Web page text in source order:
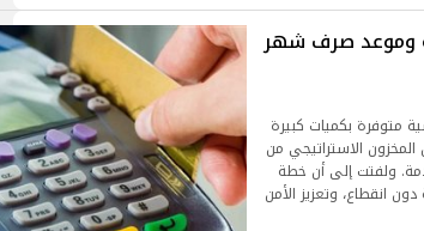
وموعد صرف شهر
متوفرة بكميات كبيرة
الاستراتيجي من
ويكفي لأكثر من 6 أشهر قادمة. ولفتت إلى أن خطة
انقطاع، وتعزيز الأمن